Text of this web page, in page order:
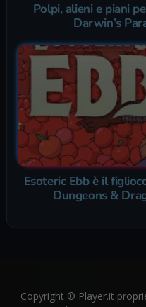
Polpi, alieni e piani
Darwin’s
Esoteric Ebb è il
Dungeons &
Copyright © Player.it